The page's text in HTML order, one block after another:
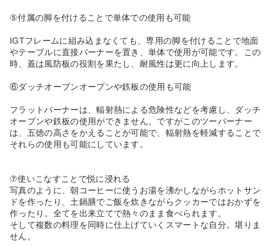
⑤付属の脚を付けることで単体での使用も可能
IGTフレームに組み込まなくても、専用の脚を付けることで地面
やテーブルに直接バーナーを置き、単体で使用が可能です。この
時、蓋は風防板の役割を果たし、耐風性は更に向上します。
⑥ダッチオーブンオープンや鉄板の使用も可能
フラットバーナーは、輻射熱による危険性などを考慮し、ダッチ
オーブンや鉄板の使用ができません。ですがこのツーバーナー
は、五徳の高さをかえることが可能で、輻射熱を軽減することで
それらの使用も可能にしています。
⑦使いこなすことで悦に浸れる
写真のように、朝コーヒーに使うお湯を沸かしながらホットサン
ドを作ったり、土鍋膳でご飯を炊きながらクッカーではおかずを
作ったり。全てを出来立てで熱々のまま食べられます。
そして複数の料理を同時に仕上げていくスマートな自分。堪りま
せん。